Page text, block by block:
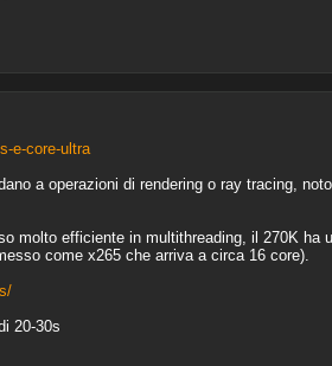
e-core-ultra
a operazioni di rendering o ray tracing,
molto efficiente in multithreading, il 270K ha
come x265 che arriva a circa 16 core).
20-30s